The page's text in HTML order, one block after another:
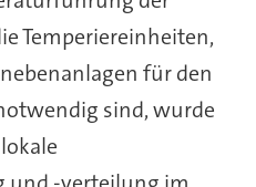
Temperiereinheiten,
für den
sind, wurde